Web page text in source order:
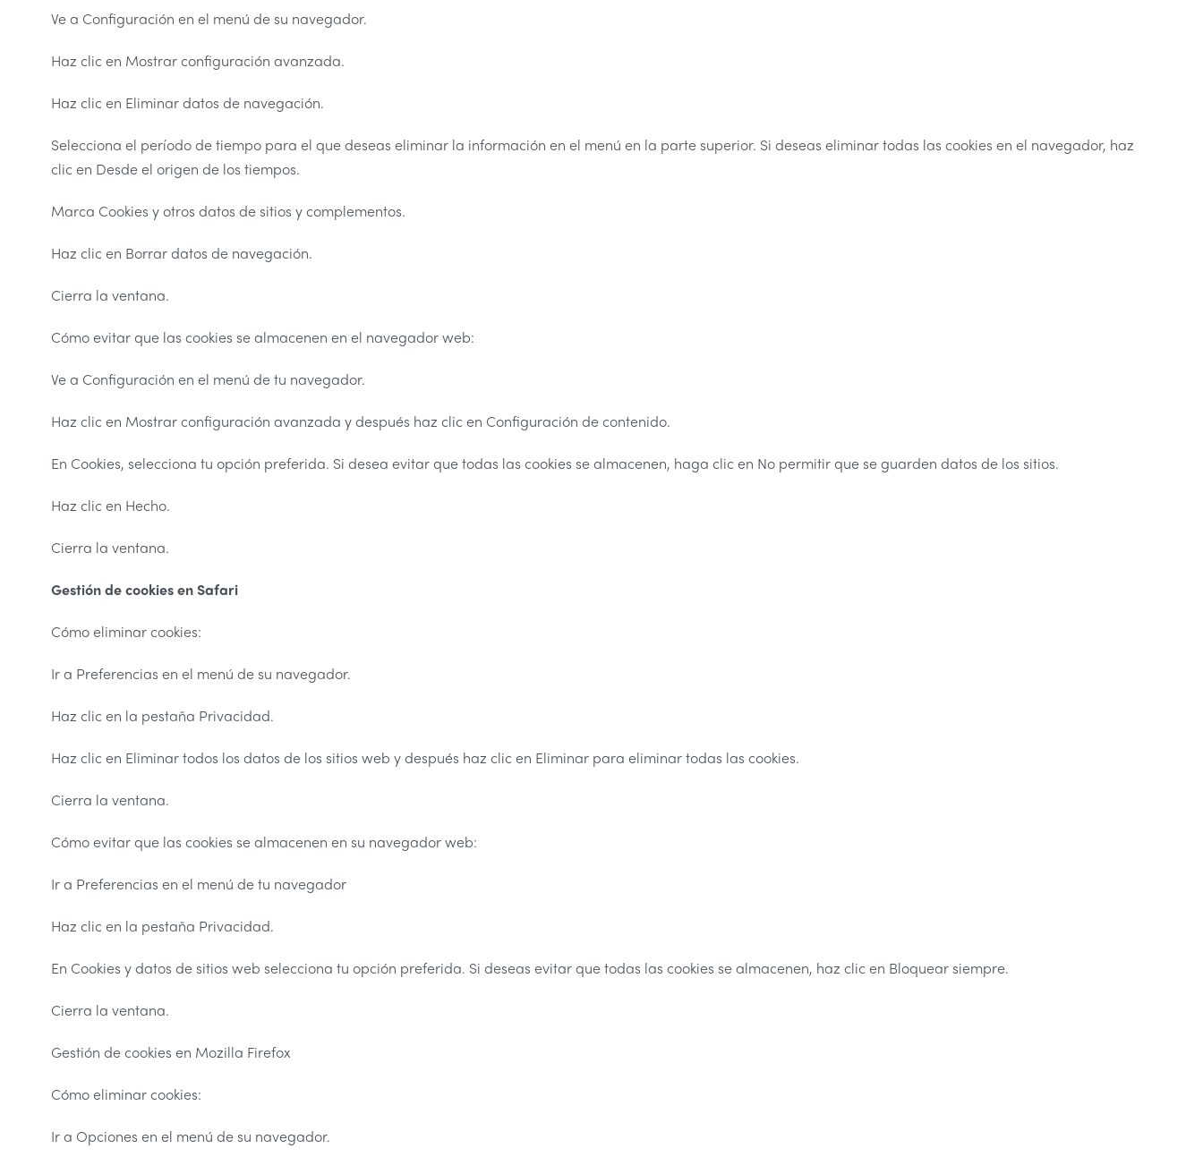
Ve a Configuración en el menú de su navegador.
Haz clic en Mostrar configuración avanzada.
Haz clic en Eliminar datos de navegación.
Selecciona el período de tiempo para el que deseas eliminar la información en el menú en la parte superior. Si deseas eliminar todas las cookies en el navegador, haz
clic en Desde el origen de los tiempos.
Marca Cookies y otros datos de sitios y complementos.
Haz clic en Borrar datos de navegación.
Cierra la ventana.
Cómo evitar que las cookies se almacenen en el navegador web:
Ve a Configuración en el menú de tu navegador.
Haz clic en Mostrar configuración avanzada y después haz clic en Configuración de contenido.
En Cookies, selecciona tu opción preferida. Si desea evitar que todas las cookies se almacenen, haga clic en No permitir que se guarden datos de los sitios.
Haz clic en Hecho.
Cierra la ventana.
Gestión de cookies en Safari
Cómo eliminar cookies:
Ir a Preferencias en el menú de su navegador.
Haz clic en la pestaña Privacidad.
Haz clic en Eliminar todos los datos de los sitios web y después haz clic en Eliminar para eliminar todas las cookies.
Cierra la ventana.
Cómo evitar que las cookies se almacenen en su navegador web:
Ir a Preferencias en el menú de tu navegador
Haz clic en la pestaña Privacidad.
En Cookies y datos de sitios web selecciona tu opción preferida. Si deseas evitar que todas las cookies se almacenen, haz clic en Bloquear siempre.
Cierra la ventana.
Gestión de cookies en Mozilla Firefox
Cómo eliminar cookies:
Ir a Opciones en el menú de su navegador.